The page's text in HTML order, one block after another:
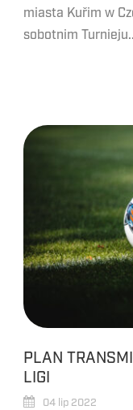
miasta Kuřim w
sobotnim
PLAN
LIGI
04 lip 2022